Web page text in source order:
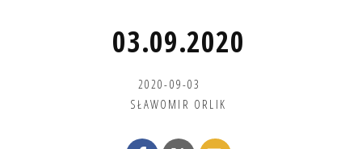
03.09.2020
2020-09-03
SŁAWOMIR ORLIK